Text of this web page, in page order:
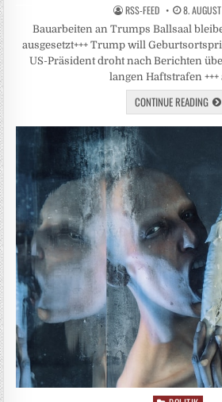
RSS-FEED 8.
Bauarbeiten an Trumps Ballsaal
ausgesetzt+++ Trump will
US-Präsident droht nach Berichten
langen Haftstrafen
CONTINUE READING